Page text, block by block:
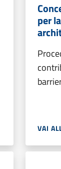
per
VAI